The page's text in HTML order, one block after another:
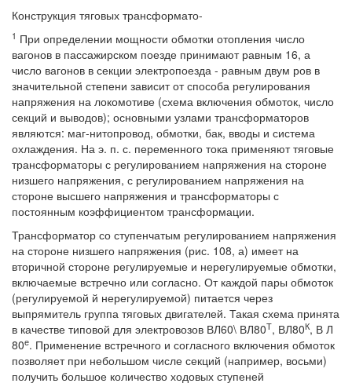
Конструкция тяговых трансформато-
1 При определении мощности обмотки отопления число
вагонов в пассажирском поезде принимают равным 16, а
число вагонов в секции электропоезда - равным двум ров в
значительной степени зависит от способа регулирования
напряжения на локомотиве (схема включения обмоток, число
секций и выводов); основными узлами трансформаторов
являются: маг-нитопровод, обмотки, бак, вводы и система
охлаждения. На э. п. с. переменного тока применяют тяговые
трансформаторы с регулированием напряжения на стороне
низшего напряжения, с регулированием напряжения на
стороне высшего напряжения и трансформаторы с
постоянным коэффициентом трансформации.
Трансформатор со ступенчатым регулированием напряжения
на стороне низшего напряжения (рис. 108, а) имеет на
вторичной стороне регулируемые и нерегулируемые обмотки,
включаемые встречно или согласно. От каждой пары обмоток
(регулируемой й нерегулируемой) питается через
выпрямитель группа тяговых двигателей. Такая схема принята
в качестве типовой для электровозов ВЛ60\ ВЛ80Т, ВЛ80К, В Л
80е. Применение встречного и согласного включения обмоток
позволяет при небольшом числе секций (например, восьми)
получить большое количество ходовых ступеней